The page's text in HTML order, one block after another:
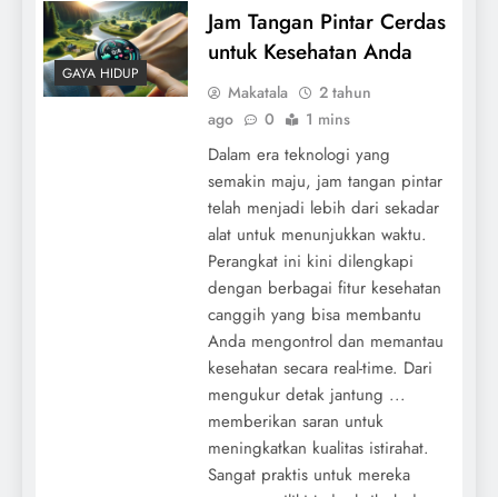
GAYA HIDUP
Jam Tangan Pintar Cerdas
untuk Kesehatan Anda
Makatala
2 tahun
ago
0 1 mins
Dalam era teknologi yang
semakin maju, jam tangan pintar
telah menjadi lebih dari sekadar
alat untuk menunjukkan waktu.
Perangkat ini kini dilengkapi
dengan berbagai fitur kesehatan
canggih yang bisa membantu
Anda mengontrol dan memantau
kesehatan secara real-time. Dari
mengukur detak jantung ...
memberikan saran untuk
meningkatkan kualitas istirahat.
Sangat praktis untuk mereka